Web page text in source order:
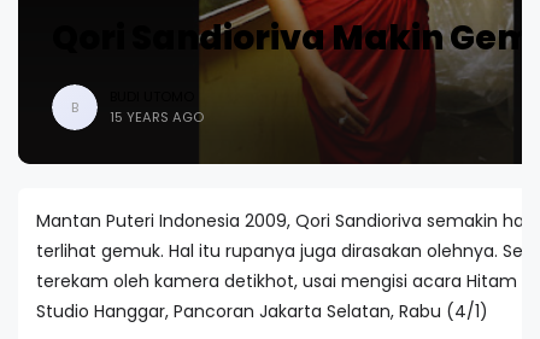
Qori Sandioriva Makin
B
15 YEARS AGO
Mantan Puteri Indonesia 2009, Qori Sandioriva semakin
terlihat gemuk. Hal itu rupanya juga dirasakan olehnya.
terekam oleh kamera detikhot, usai mengisi acara Hitam
Studio Hanggar, Pancoran Jakarta Selatan, Rabu (4/1)